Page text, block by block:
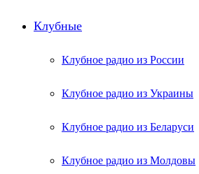
Клубные
Клубное радио из России
Клубное радио из Украины
Клубное радио из Беларуси
Клубное радио из Молдовы